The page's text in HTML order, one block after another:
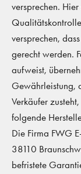
versprechen.
versprechen,
gerecht werden.
aufweist,
Gewährleistung,
Verkäufer
folgende
Die Firma FWG
38110
befristete